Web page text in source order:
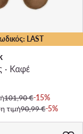
LAST
· Καφέ
101,90 €-15%
τιμή90,99 €-5%